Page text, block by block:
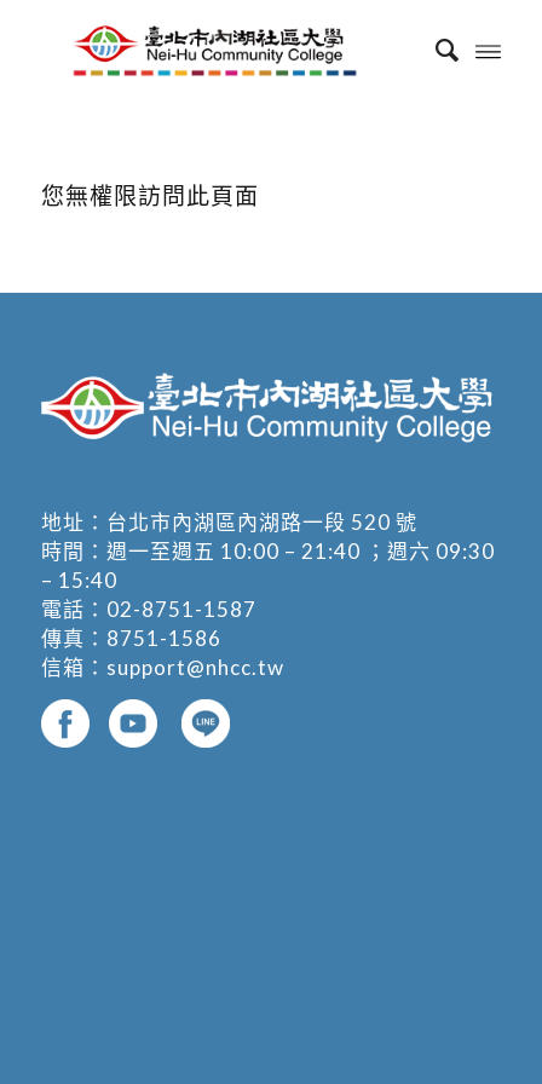
您無權限訪問此頁面
地址： 台北市內湖區內湖路一段 520 號
時間：週一至週五 10:00 – 21:40 ；週六 09:30
– 15:40
電話： 02-8751-1587
傳真：8751-1586
信箱： support@nhcc.tw